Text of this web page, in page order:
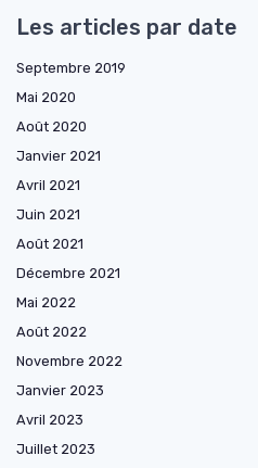
Les articles par date
Septembre 2019
Mai 2020
Août 2020
Janvier 2021
Avril 2021
Juin 2021
Août 2021
Décembre 2021
Mai 2022
Août 2022
Novembre 2022
Janvier 2023
Avril 2023
Juillet 2023